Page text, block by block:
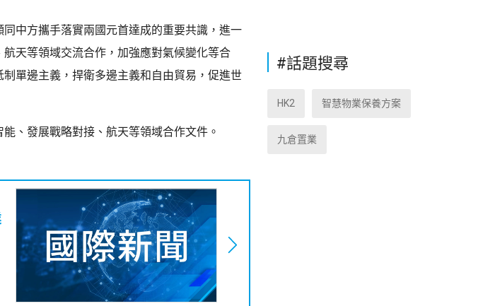
中方攜手落實兩國元首達成的重要共識，進一
天等領域交流合作，加強應對氣候變化等合
單邊主義，捍衛多邊主義和自由貿易，促進世
、發展戰略對接、航天等領域合作文件。
#話題搜尋
HK2 智慧物業保養方案
九倉置業